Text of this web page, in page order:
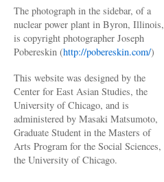
The photograph in the sidebar, of a
nuclear power plant in Byron, Illinois,
is copyright photographer Joseph
Pobereskin (http://pobereskin.com/)
This website was designed by the
Center for East Asian Studies, the
University of Chicago, and is
administered by Masaki Matsumoto,
Graduate Student in the Masters of
Arts Program for the Social Sciences,
the University of Chicago.